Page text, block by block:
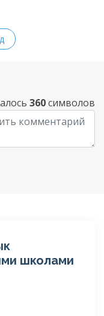
360символов
школами